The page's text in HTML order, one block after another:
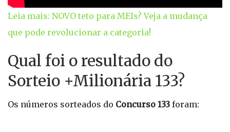
Leia mais: NOVO teto para MEIs? Veja a mudança
que pode revolucionar a categoria!
Qual foi o resultado do
Sorteio +Milionária 133?
Os números sorteados do Concurso 133 foram: